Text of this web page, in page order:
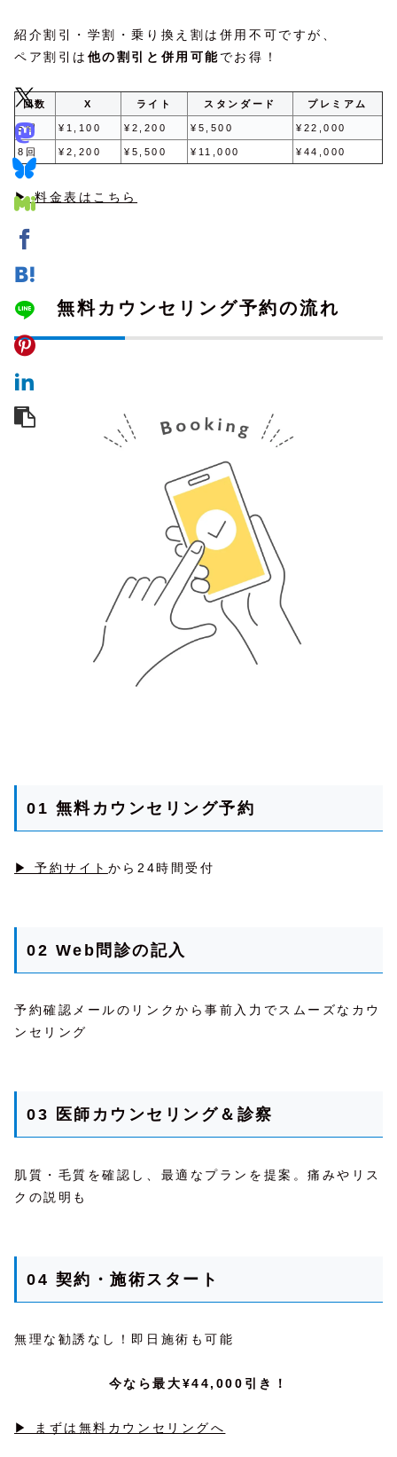
紹介割引・学割・乗り換え割は併用不可ですが、
ペア割引は 他の割引と併用可能でお得！
回数 X ライト スタンダード プレミアム
5回 ¥1,100 ¥2,200 ¥5,500 ¥22,000
8回 ¥2,200 ¥5,500 ¥11,000 ¥44,000
▶ 料金表はこちら
無料カウンセリング予約の流れ
01 無料カウンセリング予約
▶ 予約サイト から24時間受付
02 Web問診の記入
予約確認メールのリンクから事前入力でスムーズなカウ
ンセリング
03 医師カウンセリング＆診察
肌質・毛質を確認し、最適なプランを提案。痛みやリス
クの説明も
04 契約・施術スタート
無理な勧誘なし！即日施術も可能
今なら最大¥44,000引き！
▶ まずは無料カウンセリングへ